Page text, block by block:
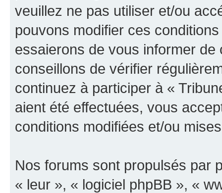
veuillez ne pas utiliser et/ou
pouvons modifier ces
essaierons de vous informer
conseillons de vérifier
continuez à participer à «
aient été effectuées, vous
conditions modifiées et/ou
Nos forums sont propulsés par
« leur », « logiciel phpBB », «